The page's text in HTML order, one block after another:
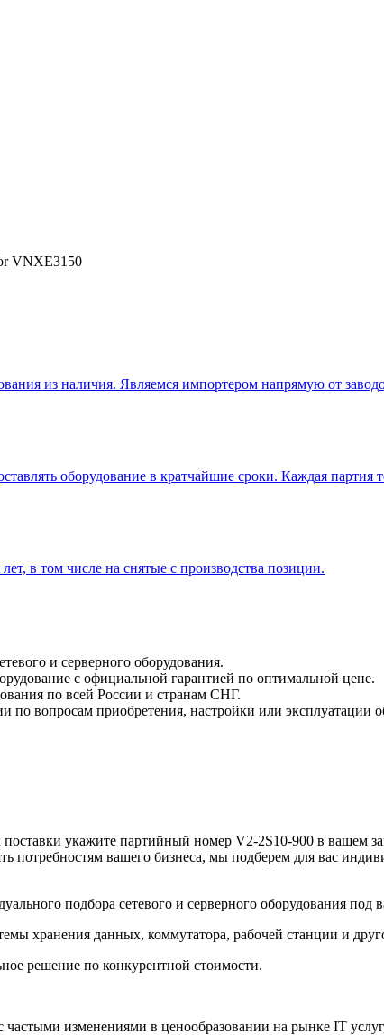
VNXE3150
из наличия. Являемся импортером напрямую от
оборудование в кратчайшие сроки. Каждая партия
в том числе на снятые с производства позиции.
и серверного оборудования.
с официальной гарантией по оптимальной цене.
по всей России и странам СНГ.
вопросам приобретения, настройки или эксплуатации
укажите партийный номер V2-2S10-900 в вашем
потребностям вашего бизнеса, мы подберем для вас
подбора сетевого и серверного оборудования под
хранения данных, коммутатора, рабочей станции и
решение по конкурентной стоимости.
изменениями в ценообразовании на рынке IT